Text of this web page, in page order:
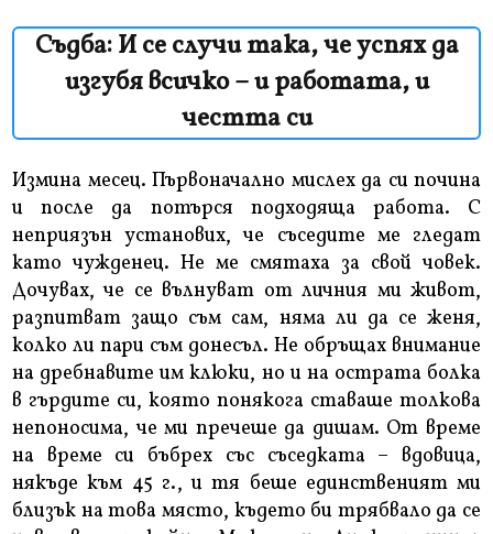
Съдба: И се случи така, че успях да
изгубя всичко – и работата, и
честта си
Измина месец. Първоначално мислех да си почина
и после да потърся подходяща работа. С
неприязън установих, че съседите ме гледат
като чужденец. Не ме смятаха за свой човек.
Дочувах, че се вълнуват от личния ми живот,
разпитват защо съм сам, няма ли да се женя,
колко ли пари съм донесъл. Не обръщах внимание
на дребнавите им клюки, но и на острата болка
в гърдите си, която понякога ставаше толкова
непоносима, че ми пречеше да дишам. От време
на време си бъбрех със съседката – вдовица,
някъде към 45 г., и тя беше единственият ми
близък на това място, където би трябвало да се